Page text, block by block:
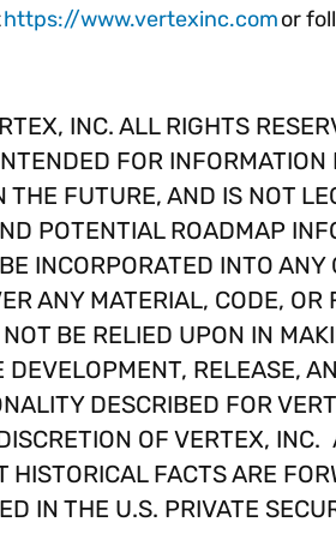
https://www.vertexinc.comor
INC. ALL RIGHTS
FOR INFORMATION
THE FUTURE, AND IS NOT
POTENTIAL ROADMAP
INCORPORATED INTO ANY
ANY MATERIAL, CODE,
BE RELIED UPON IN
DEVELOPMENT, RELEASE,
DESCRIBED FOR
OF VERTEX,
HISTORICAL FACTS ARE
IN THE U.S. PRIVATE